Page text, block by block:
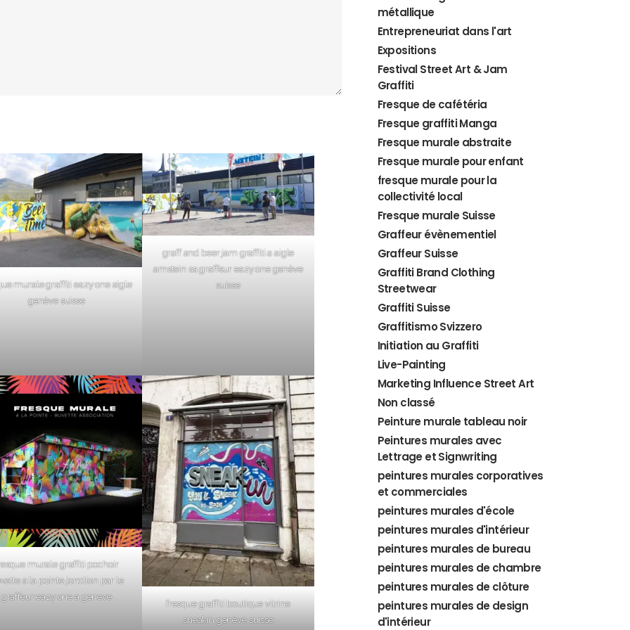
murale graffiti eazy one aigle
genève suisse
graff and beer jam graffiti a aigle
amstein sa graffeur eazy one genève
suisse
murale graffiti pochoir
a la pointe jonction par le
graffeur eazy one a geneve
fresque graffiti boutique vitrine
sneakin genève suisse
métallique
Entrepreneuriat dans l'art
Expositions
Festival Street Art & Jam
Graffiti
Fresque de cafétéria
Fresque graffiti Manga
Fresque murale abstraite
Fresque murale pour enfant
fresque murale pour la
collectivité local
Fresque murale Suisse
Graffeur évènementiel
Graffeur Suisse
Graffiti Brand Clothing
Streetwear
Graffiti Suisse
Graffitismo Svizzero
Initiation au Graffiti
Live-Painting
Marketing Influence Street Art
Non classé
Peinture murale tableau noir
Peintures murales avec
Lettrage et Signwriting
peintures murales corporatives
et commerciales
peintures murales d'école
peintures murales d'intérieur
peintures murales de bureau
peintures murales de chambre
peintures murales de clôture
peintures murales de design
d'intérieur